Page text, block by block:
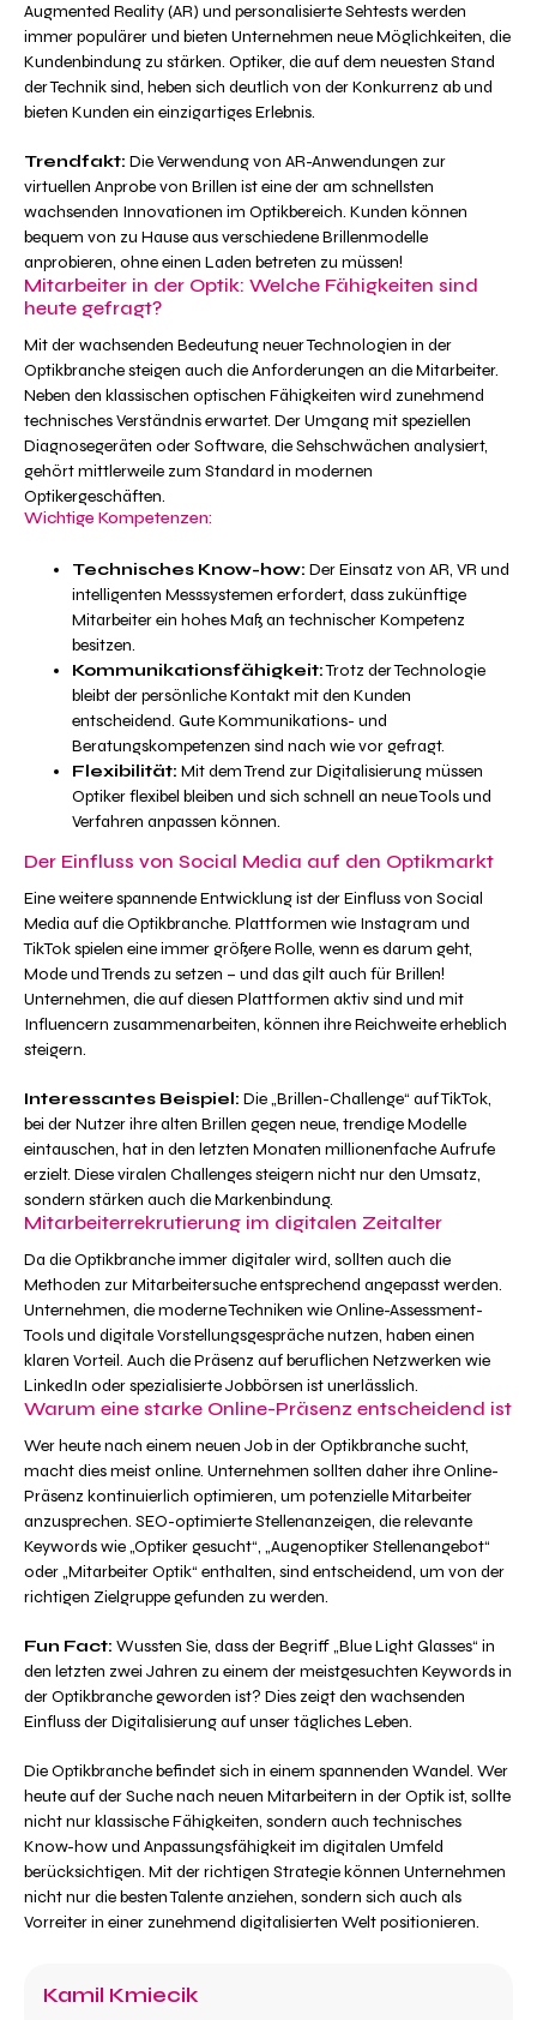
Augmented Reality (AR) und personalisierte Sehtests werden
immer populärer und bieten Unternehmen neue Möglichkeiten, die
Kundenbindung zu stärken. Optiker, die auf dem neuesten Stand
der Technik sind, heben sich deutlich von der Konkurrenz ab und
bieten Kunden ein einzigartiges Erlebnis.
Trendfakt: Die Verwendung von AR-Anwendungen zur
virtuellen Anprobe von Brillen ist eine der am schnellsten
wachsenden Innovationen im Optikbereich. Kunden können
bequem von zu Hause aus verschiedene Brillenmodelle
anprobieren, ohne einen Laden betreten zu müssen!
Mitarbeiter in der Optik: Welche Fähigkeiten sind
heute gefragt?
Mit der wachsenden Bedeutung neuer Technologien in der
Optikbranche steigen auch die Anforderungen an die Mitarbeiter.
Neben den klassischen optischen Fähigkeiten wird zunehmend
technisches Verständnis erwartet. Der Umgang mit speziellen
Diagnosegeräten oder Software, die Sehschwächen analysiert,
gehört mittlerweile zum Standard in modernen
Optikergeschäften.
Wichtige Kompetenzen:
Technisches Know-how: Der Einsatz von AR, VR und
intelligenten Messsystemen erfordert, dass zukünftige
Mitarbeiter ein hohes Maß an technischer Kompetenz
besitzen.
Kommunikationsfähigkeit:Trotz der Technologie
bleibt der persönliche Kontakt mit den Kunden
entscheidend. Gute Kommunikations- und
Beratungskompetenzen sind nach wie vor gefragt.
Flexibilität: Mit dem Trend zur Digitalisierung müssen
Optiker flexibel bleiben und sich schnell an neue Tools und
Verfahren anpassen können.
Der Einfluss von Social Media auf den Optikmarkt
Eine weitere spannende Entwicklung ist der Einfluss von Social
Media auf die Optikbranche. Plattformen wie Instagram und
TikTok spielen eine immer größere Rolle, wenn es darum geht,
Mode und Trends zu setzen – und das gilt auch für Brillen!
Unternehmen, die auf diesen Plattformen aktiv sind und mit
Influencern zusammenarbeiten, können ihre Reichweite erheblich
steigern.
Interessantes Beispiel: Die „Brillen-Challenge“ auf TikTok,
bei der Nutzer ihre alten Brillen gegen neue, trendige Modelle
eintauschen, hat in den letzten Monaten millionenfache Aufrufe
erzielt. Diese viralen Challenges steigern nicht nur den Umsatz,
sondern stärken auch die Markenbindung.
Mitarbeiterrekrutierung im digitalen Zeitalter
Da die Optikbranche immer digitaler wird, sollten auch die
Methoden zur Mitarbeitersuche entsprechend angepasst werden.
Unternehmen, die moderne Techniken wie Online-Assessment-
Tools und digitale Vorstellungsgespräche nutzen, haben einen
klaren Vorteil. Auch die Präsenz auf beruflichen Netzwerken wie
LinkedIn oder spezialisierte Jobbörsen ist unerlässlich.
Warum eine starke Online-Präsenz entscheidend ist
Wer heute nach einem neuen Job in der Optikbranche sucht,
macht dies meist online. Unternehmen sollten daher ihre Online-
Präsenz kontinuierlich optimieren, um potenzielle Mitarbeiter
anzusprechen. SEO-optimierte Stellenanzeigen, die relevante
Keywords wie „Optiker gesucht“, „Augenoptiker Stellenangebot“
oder „Mitarbeiter Optik“ enthalten, sind entscheidend, um von der
richtigen Zielgruppe gefunden zu werden.
Fun Fact: Wussten Sie, dass der Begriff „Blue Light Glasses“ in
den letzten zwei Jahren zu einem der meistgesuchten Keywords in
der Optikbranche geworden ist? Dies zeigt den wachsenden
Einfluss der Digitalisierung auf unser tägliches Leben.
Die Optikbranche befindet sich in einem spannenden Wandel. Wer
heute auf der Suche nach neuen Mitarbeitern in der Optik ist, sollte
nicht nur klassische Fähigkeiten, sondern auch technisches
Know-how und Anpassungsfähigkeit im digitalen Umfeld
berücksichtigen. Mit der richtigen Strategie können Unternehmen
nicht nur die besten Talente anziehen, sondern sich auch als
Vorreiter in einer zunehmend digitalisierten Welt positionieren.
Kamil Kmiecik